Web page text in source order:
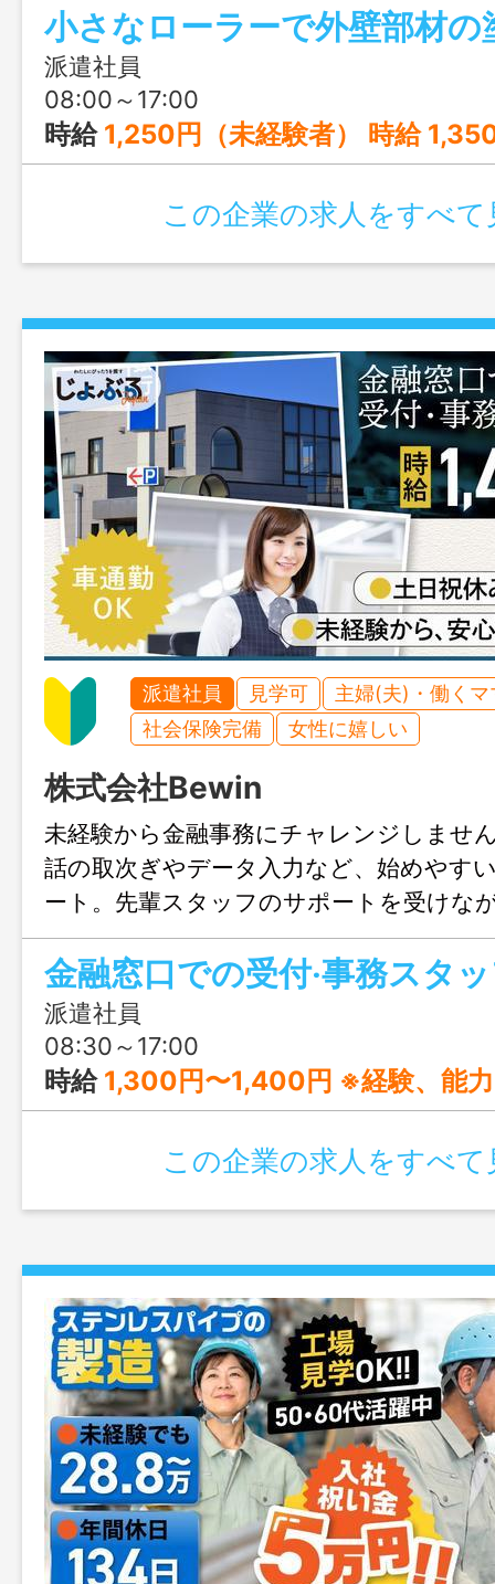
い。
派遣社員
08:00～17:00
時給 1,250円（未経験者） 時給
この企業の求人をすべて
派遣社員 見学可
主婦(夫)・働くマ
社会保険完備
女性に嬉しい
株式会社Bewin
未経験から金融事務にチャレンジしませ
話の取次ぎやデータ入力など、始めやす
ート。先輩スタッフのサポートを受けな
窓口対応を覚えられます。お問合せのみ
じょぶる山口までお気軽にご連絡くださ
⾦融窓⼝での受付‧事務スタ
派遣社員
08:30～17:00
時給 1,300円〜1,400円 ※経験、能⼒、業務内容などを
この企業の求人をすべて